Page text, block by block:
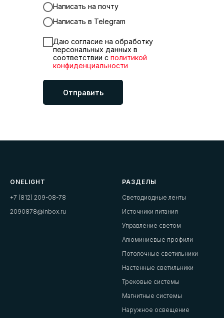
Написать на почту
Написать в Telegram
Даю согласие на обработку
персональных данных в
соответствии с политикой
конфиденциальности
Отправить
ONELIGHT
+7 (812) 209-08-78
2090878@inbox.ru
РАЗДЕЛЫ
Светодиодные ленты
Источники питания
Управление светом
Алюминиевые профили
Потолочные светильники
Настенные светильники
Трековые системы
Магнитные системы
Наружное освещение